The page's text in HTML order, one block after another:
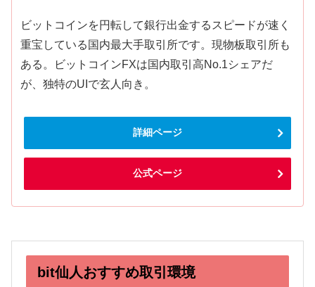
ビットコインを円転して銀行出金するスピードが速く
重宝している国内最大手取引所です。現物板取引所も
ある。ビットコインFXは国内取引高No.1シェアだ
が、独特のUIで玄人向き。
詳細ページ
公式ページ
bit仙人おすすめ取引環境